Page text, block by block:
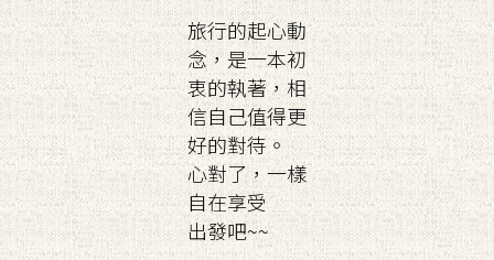
旅行的起心動
念，是一本初
衷的執著，相
信自己值得更
好的對待。
心對了，一樣
自在享受
出發吧~~